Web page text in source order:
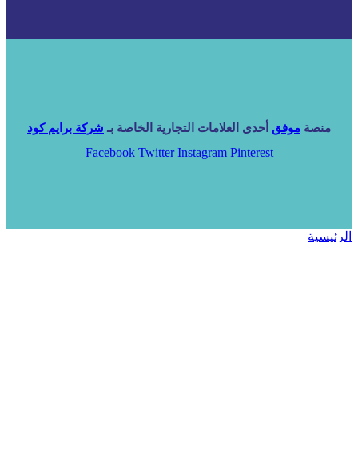
منصة موفق أحدى العلامات التجارية الخاصة بـ شركة برايم كود
Facebook Twitter Instagram Pinterest
الرئيسية